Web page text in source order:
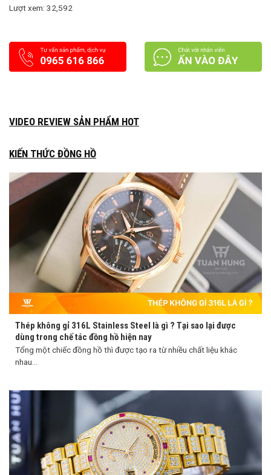
Lượt xem: 32,592
VIDEO REVIEW SẢN PHẨM HOT
KIẾN THỨC ĐỒNG HỒ
Thép không gỉ 316L Stainless Steel là gì ? Tại sao lại được
dùng trong chế tác đồng hồ hiện nay
Tổng một chiếc đồng hồ thì được tạo ra từ nhiều chất liệu khác
nhau...